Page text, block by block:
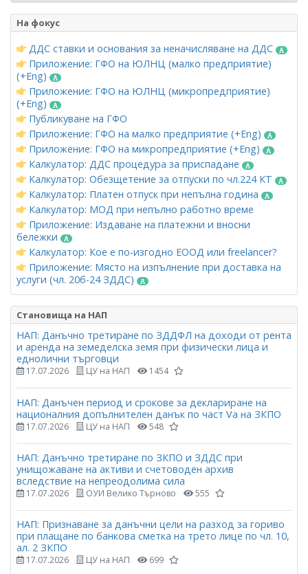
На фокус
ДДС ставки и основания за неначисляване на ДДС
Приложение: ГФО на ЮЛНЦ (малко предприятие)
(+Eng)
Приложение: ГФО на ЮЛНЦ (микропредприятие)
(+Eng)
Публикуване на ГФО
Приложение: ГФО на малко предприятие (+Eng)
Приложение: ГФО на микропредприятие (+Eng)
Калкулатор: ДДС процедура за приспадане
Калкулатор: Обезщетение за отпуски по чл.224 КТ
Калкулатор: Платен отпуск при непълна година
Калкулатор: МОД при непълно работно време
Приложение: Издаване на платежни и вносни
бележки
Калкулатор: Кое е по-изгодно ЕООД или freelancer?
Приложение: Място на изпълнение при доставка на
услуги (чл. 20б-24 ЗДДС)
Становища на НАП
НАП: Данъчно третиране по ЗДДФЛ на доходи от рента
и аренда на земеделска земя при физически лица и
еднолични търговци
17.07.2026 ЦУ на НАП 1454
НАП: Данъчен период и срокове за деклариране на
националния допълнителен данък по част Vа на ЗКПО
17.07.2026 ЦУ на НАП 548
НАП: Данъчно третиране по ЗКПО и ЗДДС при
унищожаване на активи и счетоводен архив
вследствие на непреодолима сила
17.07.2026 ОУИ Велико Търново 555
НАП: Признаване за данъчни цели на разход за гориво
при плащане по банкова сметка на трето лице по чл. 10,
ал. 2 ЗКПО
17.07.2026 ЦУ на НАП 699